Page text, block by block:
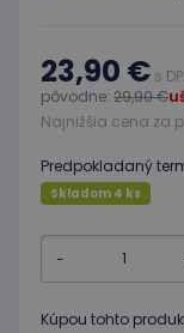
23,90 € s
pôvodne: 29,90 €
Najnižšia cena za
Predpokladaný
Skladom 4 ks
-
Kúpou tohto